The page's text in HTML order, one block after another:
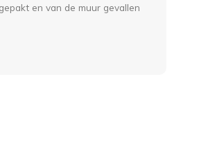
en van de muur gevallen